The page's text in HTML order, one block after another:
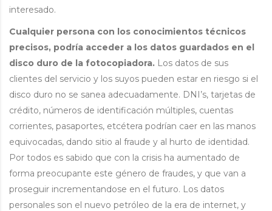
interesado.
Cualquier persona con los conocimientos técnicos
precisos, podría acceder a los datos guardados en el
disco duro de la fotocopiadora. Los datos de sus
clientes del servicio y los suyos pueden estar en riesgo si el
disco duro no se sanea adecuadamente. DNI’s, tarjetas de
crédito, números de identificación múltiples, cuentas
corrientes, pasaportes, etcétera podrían caer en las manos
equivocadas, dando sitio al fraude y al hurto de identidad.
Por todos es sabido que con la crisis ha aumentado de
forma preocupante este género de fraudes, y que van a
proseguir incrementandose en el futuro. Los datos
personales son el nuevo petróleo de la era de internet, y